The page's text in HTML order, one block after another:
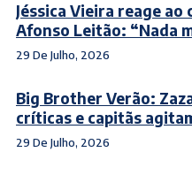
Jéssica Vieira reage
Afonso Leitão: “Nada
29 De Julho, 2026
Big Brother Verão:
críticas e capitãs
29 De Julho, 2026